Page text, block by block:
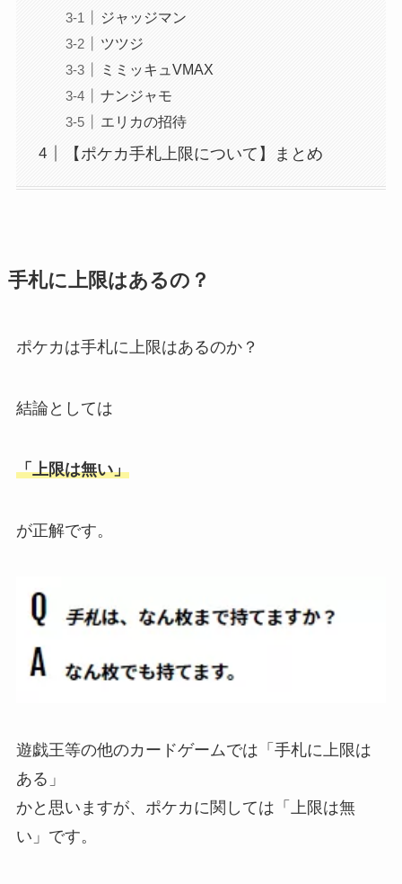
ジャッジマン
ツツジ
ミミッキュVMAX
ナンジャモ
エリカの招待
【ポケカ手札上限について】まとめ
手札に上限はあるの？
ポケカは手札に上限はあるのか？
結論としては
「上限は無い」
が正解です。
遊戯王等の他のカードゲームでは「手札に上限は
ある」
かと思いますが、ポケカに関しては「上限は無
い」です。